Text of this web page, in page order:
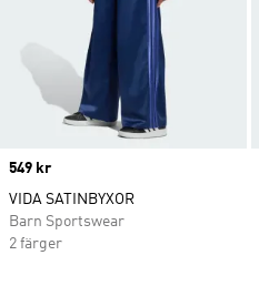
Price
549 kr
VIDA SATINBYXOR
Barn Sportswear
2 färger